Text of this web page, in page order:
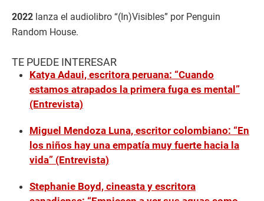
2022 lanza el audiolibro “(In)Visibles” por Penguin
Random House.
TE PUEDE INTERESAR
Katya Adaui, escritora peruana: “Cuando
estamos atrapados la primera fuga es mental”
(Entrevista)
Miguel Mendoza Luna, escritor colombiano: “En
los niños hay una empatía muy fuerte hacia la
vida” (Entrevista)
Stephanie Boyd, cineasta y escritora